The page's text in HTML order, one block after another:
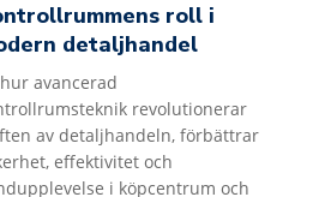
roll i
detaljhandel
avancerad
revolutionerar
av detaljhandeln, förbättrar
effektivitet och
i köpcentrum och